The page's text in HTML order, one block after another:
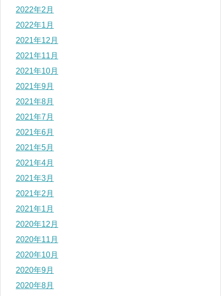
2022年2月
2022年1月
2021年12月
2021年11月
2021年10月
2021年9月
2021年8月
2021年7月
2021年6月
2021年5月
2021年4月
2021年3月
2021年2月
2021年1月
2020年12月
2020年11月
2020年10月
2020年9月
2020年8月